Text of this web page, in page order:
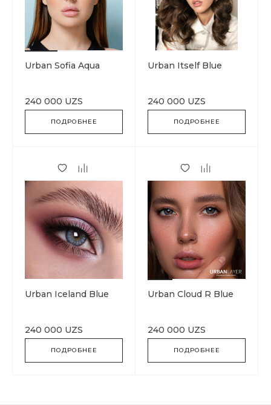
Urban Sofia Aqua
240 000 UZS
ПОДРОБНЕЕ
Urban Itself Blue
240 000 UZS
ПОДРОБНЕЕ
Urban Iceland Blue
240 000 UZS
ПОДРОБНЕЕ
Urban Cloud R Blue
240 000 UZS
ПОДРОБНЕЕ